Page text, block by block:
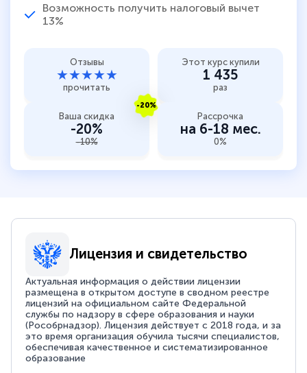
Возможность получить налоговый вычет
13%
Отзывы
★★★★★
прочитать
Этот курс купили
1 435
раз
-20%
Ваша скидка
-20%
-10%
Рассрочка
на 6-18 мес.
0%
Лицензия и свидетельство
Актуальная информация о действии лицензии
размещена в открытом доступе в сводном реестре
лицензий на официальном сайте Федеральной
службы по надзору в сфере образования и науки
(Рособрнадзор). Лицензия действует с 2018 года, и за
это время организация обучила тысячи специалистов,
обеспечивая качественное и систематизированное
образование